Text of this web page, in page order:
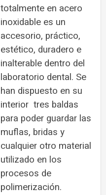
totalmente en acero
inoxidable es un
accesorio, práctico,
estético, duradero e
inalterable dentro del
laboratorio dental. Se
han dispuesto en su
interior tres baldas
para poder guardar las
muflas, bridas y
cualquier otro material
utilizado en los
procesos de
polimerización.